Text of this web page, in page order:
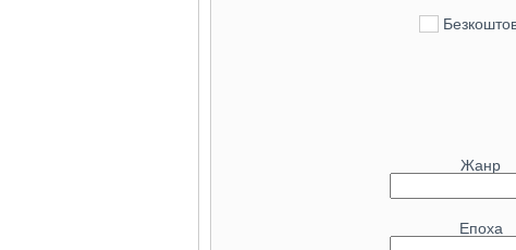
Жанр
Епоха